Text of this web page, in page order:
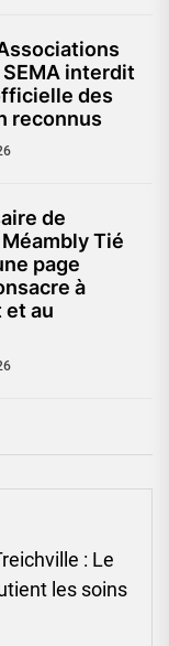
SEMA interdit
des
reconnus
de
Tié
page
à
et au
: Le
les soins